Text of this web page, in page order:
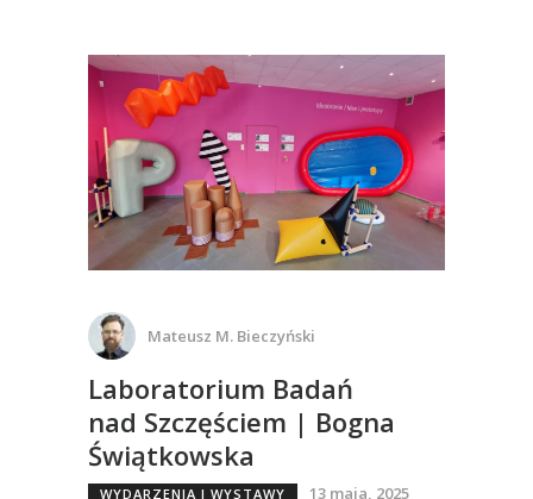
Mateusz M. Bieczyński
Laboratorium Badań
nad Szczęściem | Bogna
Świątkowska
WYDARZENIA I WYSTAWY 13 maja, 2025